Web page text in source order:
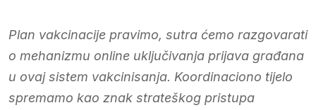
Plan vakcinacije pravimo, sutra ćemo razgovarati
o mehanizmu online uključivanja prijava građana
u ovaj sistem vakcinisanja. Koordinaciono tijelo
spremamo kao znak strateškog pristupa